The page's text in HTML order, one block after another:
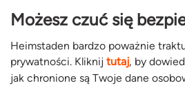
Możesz czuć się
Heimstaden bardzo poważnie
prywatności. Kliknij tutaj, by
jak chronione są Twoje dane